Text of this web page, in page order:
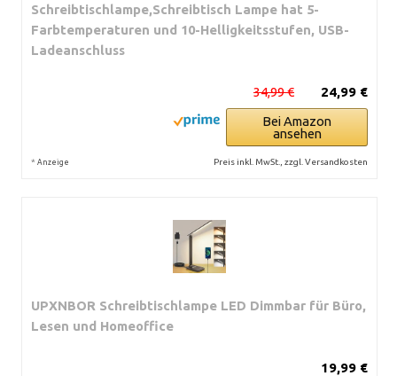
Schreibtischlampe,Schreibtisch Lampe hat 5-
Farbtemperaturen und 10-Helligkeitsstufen, USB-
Ladeanschluss
24,99 €
34,99 €
Bei Amazon
ansehen
* Anzeige Preis inkl. MwSt., zzgl. Versandkosten
UPXNBOR Schreibtischlampe LED Dimmbar für Büro,
Lesen und Homeoffice
19,99 €